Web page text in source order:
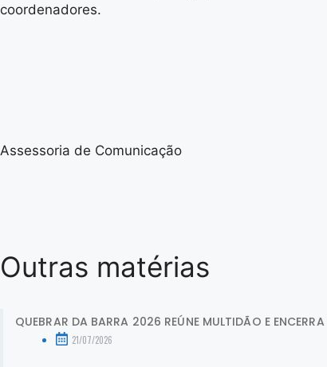
coordenadores.
Assessoria de Comunicação
Outras matérias
QUEBRAR DA BARRA 2026 REÚNE MULTIDÃO E
21/07/2026